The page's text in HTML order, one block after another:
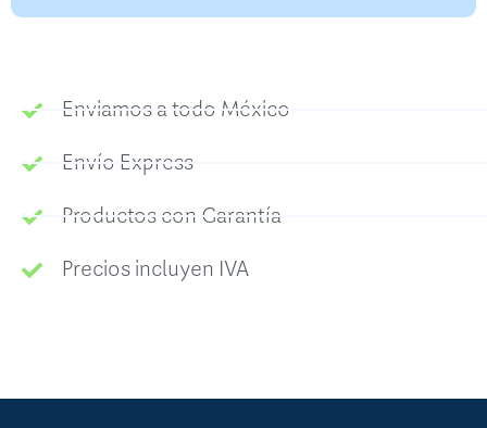
Enviamos a todo México
Envío Express
Productos con Garantía
Precios incluyen IVA